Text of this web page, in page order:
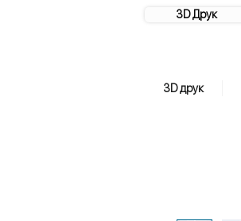
3D Друк
3D друк